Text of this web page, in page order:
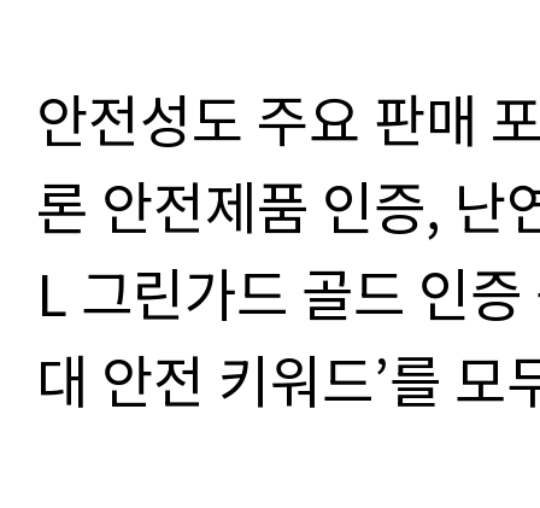
안전성도 주요 판매
론 안전제품 인증, 난
L 그린가드 골드 인
대 안전 키워드’를